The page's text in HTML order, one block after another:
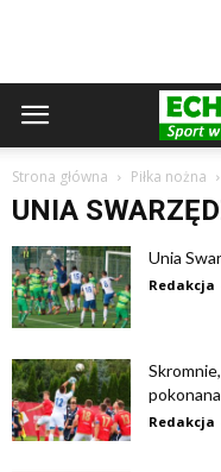
Strona główna Piłka nożna
UNIA
Unia
Redakcja
Redakcja